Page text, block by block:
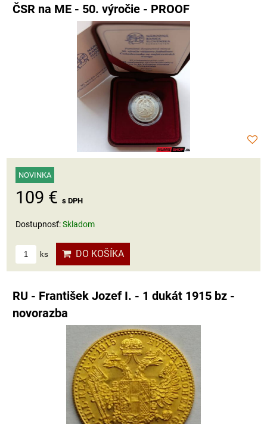
ČSR na ME - 50. výročie - PROOF
NOVINKA
109 € s DPH
Dostupnosť:Skladom
ks DO KOŠÍKA
RU - František Jozef I. - 1 dukát 1915 bz -
novorazba